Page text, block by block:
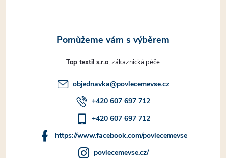
Top textil s.r.o
objednavka@povlecemevse.cz
+420 607 697 712
+420 607 697 712
https://www.facebook.com/povlecemevse
povlecemevse.cz/